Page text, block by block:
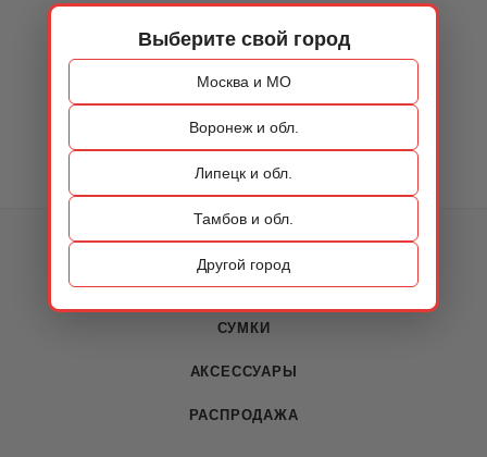
Выберите свой город
Москва и МО
Воронеж и обл.
Липецк и обл.
Тамбов и обл.
Другой город
КАТАЛОГ
ОБУВЬ
СУМКИ
АКСЕССУАРЫ
РАСПРОДАЖА